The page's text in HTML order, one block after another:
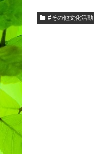
#その他文化活動